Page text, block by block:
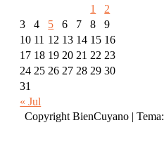
« Jul
1
2
3
4 5 6 7 8
9
10 11 12 13 14 15 16
17 18 19 20 21 22 23
24 25 26 27 28 29 30
31
Copyright BienCuyano |